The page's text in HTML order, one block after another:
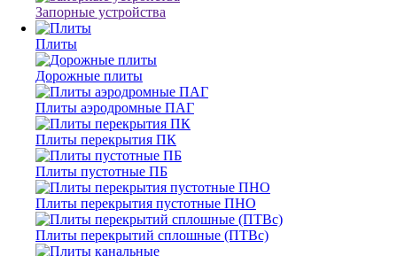
Запорные устройства
Плиты
Дорожные плиты
Плиты аэродромные ПАГ
Плиты перекрытия ПК
Плиты пустотные ПБ
Плиты перекрытия пустотные ПНО
Плиты перекрытий сплошные (ПТВс)